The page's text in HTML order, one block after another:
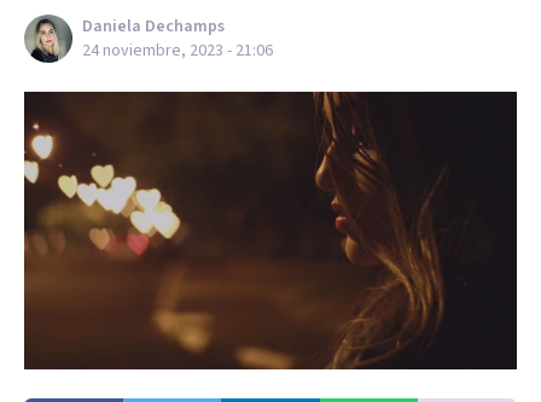
Daniela Dechamps
24 noviembre, 2023 - 21:06